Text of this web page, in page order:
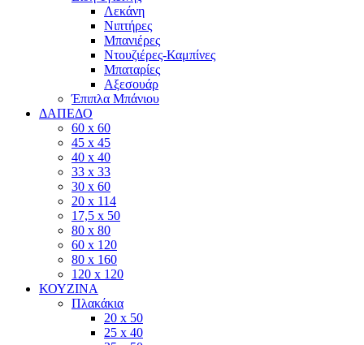
Λεκάνη
Νιπτήρες
Μπανιέρες
Ντουζιέρες-Καμπίνες
Μπαταρίες
Αξεσουάρ
Έπιπλα Μπάνιου
ΔΑΠΕΔΟ
60 x 60
45 x 45
40 x 40
33 x 33
30 x 60
20 x 114
17,5 x 50
80 x 80
60 x 120
80 x 160
120 x 120
ΚΟΥΖΙΝΑ
Πλακάκια
20 x 50
25 x 40